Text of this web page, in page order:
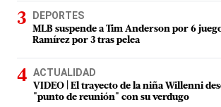
DEPORTES
MLB suspende a Tim Anderson por 6
Ramírez por 3 tras pelea
ACTUALIDAD
VIDEO | El trayecto de la niña Willenni
"punto de reunión" con su verdugo